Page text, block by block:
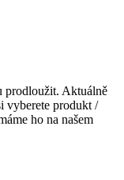
prodloužit. Aktuálně
vyberete produkt /
ho na našem